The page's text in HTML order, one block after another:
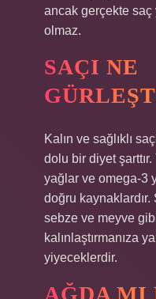
ancak gerçekte saç
olmaz.
SAÇI NE
Kalın ve sağlıklı
dolu bir diyet
yağlar ve omega-3
doğru kaynaklardır.
sebze ve meyve
kalınlaştırmanıza
yiyeceklerdir.
AĞDA MI